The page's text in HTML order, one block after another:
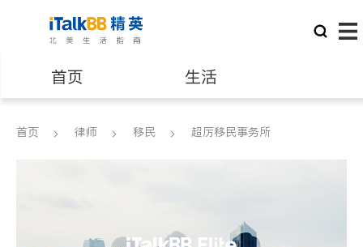
首页 生活
医生 律师
首页 律师 移民 超厉移民事务所